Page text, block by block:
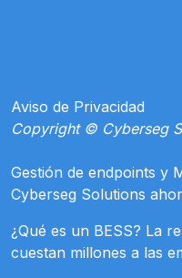
Aviso de Privacidad
Copyright © Cyberseg
Gestión de endpoints y
Cyberseg Solutions
¿Qué es un BESS? La
cuestan millones a las